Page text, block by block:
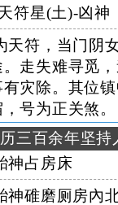
符星(土)-凶神
天符，当门阴
走失难寻觅
灾除。其位
号为正关煞。
三百余年坚持
神占房床
神碓磨厕房內